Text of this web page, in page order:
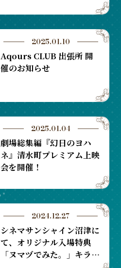
2025.01.10
Aqours CLUB 出張所 開
催のお知らせ
2025.01.04
劇場総集編『幻日のヨハ
ネ』清水町プレミアム上映
会を開催！
2024.12.27
シネマサンシャイン沼津に
て、オリジナル入場特典
「ヌマヅでみた。」キラキ